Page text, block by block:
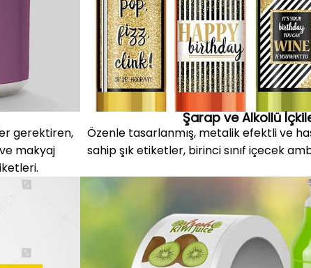
gerektiren,
makyaj
Şarap ve Alkollü
Özenle tasarlanmış, metalik efektli ve
sahip şık etiketler, birinci sınıf içecek